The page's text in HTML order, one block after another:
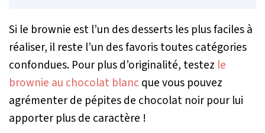
Si le brownie est l’un des desserts les plus faciles à
réaliser, il reste l’un des favoris toutes catégories
confondues. Pour plus d’originalité, testez le
brownie au chocolat blancque vous pouvez
agrémenter de pépites de chocolat noir pour lui
apporter plus de caractère !